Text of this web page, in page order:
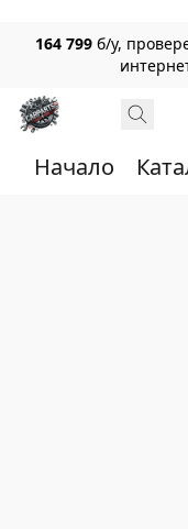
164 799 б/у,
Начало